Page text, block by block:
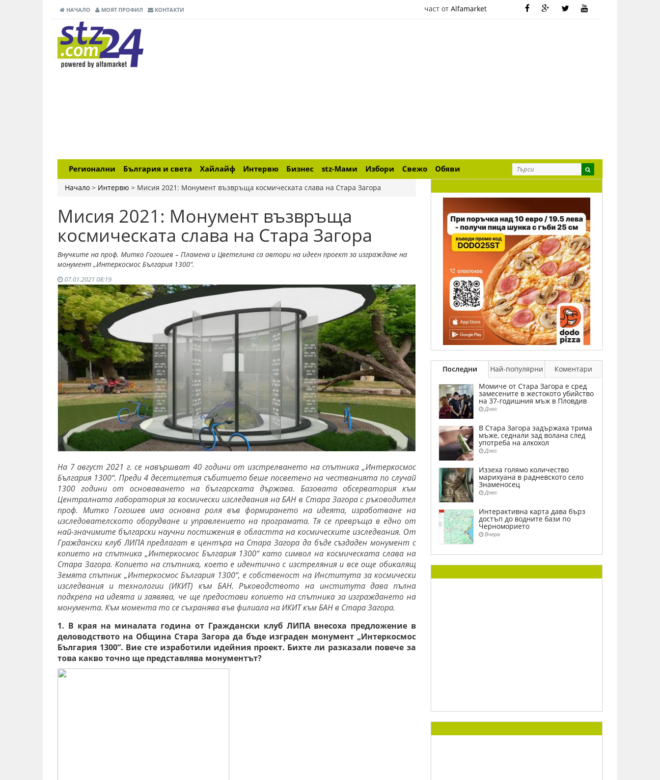
НАЧАЛО МОЯТ ПРОФИЛ КОНТАКТИ част от Alfamarket
Регионални България и света Хайлайф Интервю Бизнес stz-Мами Избори Свежо Обяви
Начало > Интервю > Мисия 2021: Монумент възвръща космическата слава на Стара Загора
Мисия 2021: Монумент възвръща
космическата слава на Стара Загора
Внучките на проф. Митко Гогошев – Пламена и Цветелина са автори на идеен проект за изграждане на
монумент „Интеркосмос България 1300“.
07.01.2021 08:19
На 7 август 2021 г. се навършват 40 години от изстрелването на спътника „Интеркосмос
България 1300“. Преди 4 десетилетия събитието беше посветено на честванията по случай
1300 години от основаването на българската държава. Базовата обсерватория към
Централната лаборатория за космически изследвания на БАН в Стара Загора с ръководител
проф. Митко Гогошев има основна роля във формирането на идеята, изработване на
изследователското оборудване и управлението на програмата. Тя се превръща в едно от
най-значимите български научни постижения в областта на космическите изследвания. От
Граждански клуб ЛИПА предлагат в центъра на Стара Загора да бъде създаден монумент с
копието на спътника „Интеркосмос България 1300“ като символ на космическата слава на
Стара Загора.Копието на спътника, което е идентично с изстреляния и все още обикалящ
Земята спътник „Интеркосмос България 1300“, е собственост на Института за космически
изследвания и технологии (ИКИТ) към БАН. Ръководството на института дава пълна
подкрепа на идеята и заявява, че ще предостави копието на спътника за изграждането на
монумента. Към момента то се съхранява във филиала на ИКИТ към БАН в Стара Загора.
1. В края на миналата година от Граждански клуб ЛИПА внесоха предложение в
деловодството на Община Стара Загора да бъде изграден монумент „Интеркосмос
България 1300“. Вие сте изработили идейния проект. Бихте ли разказали повече за
това какво точно ще представлява монументът?
Последни Най-популярни
Коментари
Момиче от Стара Загора е сред
замесените в жестокото убийство
на 37-годишния мъж в Пловдив
Днес
В Стара Загора задържаха трима
мъже, седнали зад волана след
употреба на алкохол
Днес
Иззеха голямо количество
марихуана в радневското село
Знаменосец
Днес
Интерактивна карта дава бърз
достъп до водните бази по
Черноморието
Вчера